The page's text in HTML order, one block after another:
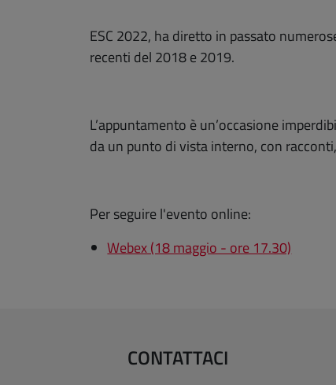
ESC 2022, ha diretto in passato
recenti del 2018 e 2019.
L’appuntamento è un’occasione
da un punto di vista interno, con
Per seguire l'evento online:
Webex (18 maggio - ore 17.30)
CONTATTACI